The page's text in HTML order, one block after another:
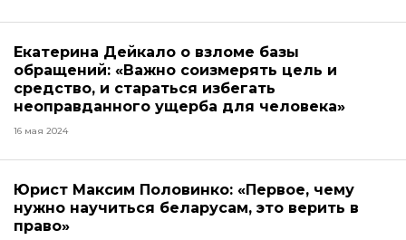
Екатерина Дейкало о взломе базы
обращений: «Важно соизмерять цель и
средство, и стараться избегать
неоправданного ущерба для человека»
16 мая 2024
Юрист Максим Половинко: «Первое, чему
нужно научиться беларусам, это верить в
право»